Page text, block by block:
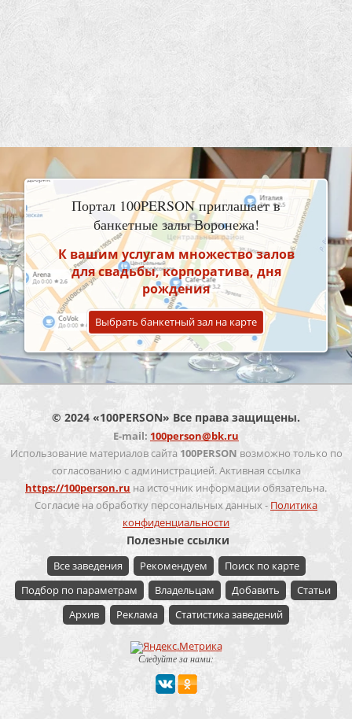
Портал 100PERSON приглашает в
банкетные залы Воронежа!
К вашим услугам множество залов
для свадьбы, корпоратива, дня
рождения
Выбрать банкетный зал на карте
© 2024 «100PERSON» Все права защищены.
E-mail: 100person@bk.ru
Использование материалов сайта 100PERSON возможно только по
согласованию с администрацией. Активная ссылка
https://100person.ru на источник информации обязательна.
Согласие на обработку персональных данных - Политика
конфиденциальности
Полезные ссылки
Все заведения Рекомендуем
Поиск по карте
Подбор по параметрам
Владельцам Добавить
Статьи
Архив
Реклама Статистика заведений
Следуйте за нами: